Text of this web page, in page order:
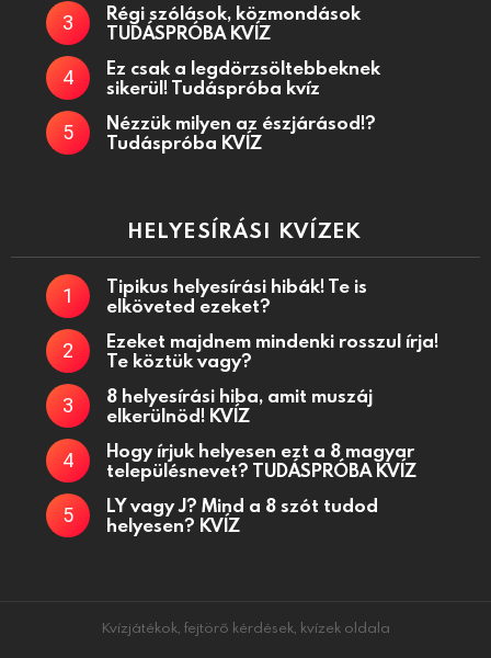
Régi szólások, közmondások
TUDÁSPRÓBA KVÍZ
Ez csak a legdörzsöltebbeknek
sikerül! Tudáspróba kvíz
Nézzük milyen az észjárásod!?
Tudáspróba KVÍZ
HELYESÍRÁSI KVÍZEK
Tipikus helyesírási hibák! Te is
elköveted ezeket?
Ezeket majdnem mindenki rosszul írja!
Te köztük vagy?
8 helyesírási hiba, amit muszáj
elkerülnöd! KVÍZ
Hogy írjuk helyesen ezt a 8 magyar
településnevet? TUDÁSPRÓBA KVÍZ
LY vagy J? Mind a 8 szót tudod
helyesen? KVÍZ
Kvízjátékok, fejtörő kérdések, kvízek oldala